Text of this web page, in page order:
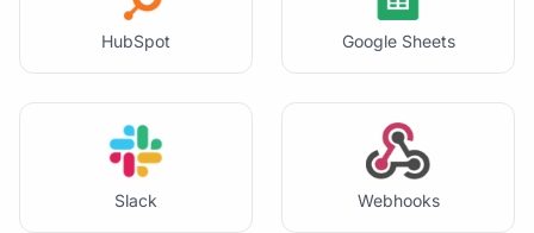
HubSpot Google Sheets
Slack Webhooks